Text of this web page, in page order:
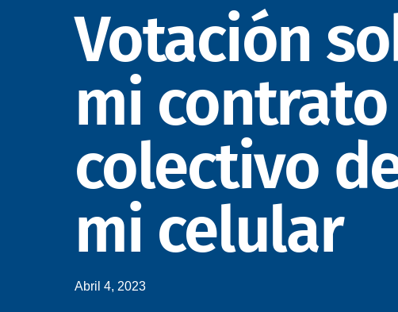
Votación
mi contrato
colectivo
mi celular
Abril 4, 2023